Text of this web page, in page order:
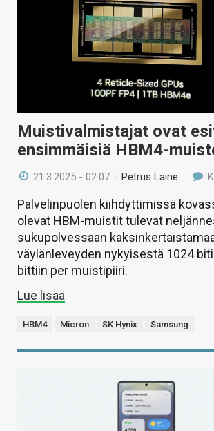
Muistivalmistajat ovat
ensimmäisiä HBM4-
21.3.2025 - 02:07 /Petrus Laine
Palvelinpuolen kiihdyttimissä
olevat HBM-muistit tulevat
sukupolvessaan
väylänleveyden nykyisestä 1024
bittiin per muistipiiri.
Lue lisää
HBM4 Micron SK Hynix Samsung